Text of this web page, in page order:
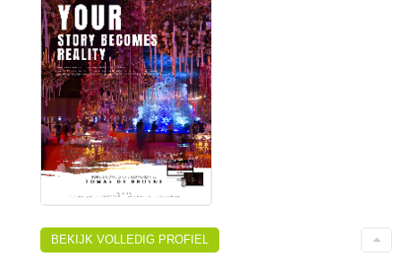
BEKIJK VOLLEDIG PROFIEL